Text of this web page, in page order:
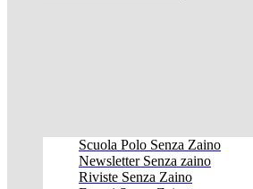
Scuola Polo Senza Zaino
Newsletter Senza zaino
Riviste Senza Zaino